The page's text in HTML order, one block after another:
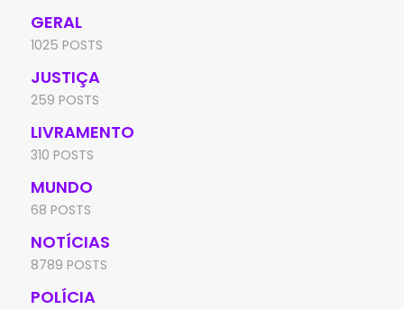
GERAL
1025 POSTS
JUSTIÇA
259 POSTS
LIVRAMENTO
310 POSTS
MUNDO
68 POSTS
NOTÍCIAS
8789 POSTS
POLÍCIA